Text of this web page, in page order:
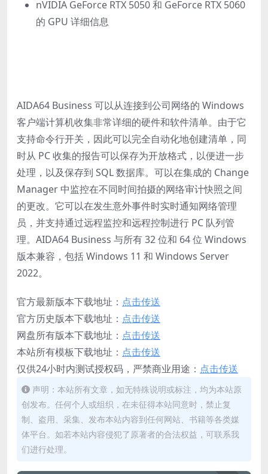
nVIDIA GeForce RTX 5050 和 GeForce RTX 5060
的 GPU 详细信息
AIDA64 Business 可以从连接到公司网络的 Windows
客户端计算机收集非常详细的硬件和软件清单。由于它
支持命令行开关，因此可以完全自动化地创建清单，同
时从 PC 收集的报告可以保存为开放格式，以便进一步
处理，以及保存到 SQL 数据库。可以在集成的 Change
Manager 中监控在不同时间拍摄的网络审计快照之间
的更改。它可以在发生意外事件时实时通知网络管理
员，并支持通过远程监控和远程控制进行 PC 队列管
理。AIDA64 Business 与所有 32 位和 64 位 Windows
版本兼容，包括 Windows 11 和 Windows Server
2022。
官方最新版本下载地址： 点击传送
官方历史版本下载地址： 点击传送
网盘所有版本下载地址： 点击传送
本站所有模板下载地址： 点击传送
仅供24小时内测试授权码，严禁商业用途： 点击传送
声明：本站所有文章，如无特殊说明或标注，均为本站原
创发布。任何个人或组织，在未征得本站同意时，禁止复
制、盗用、采集、发布本站内容到任何网站、书籍等各类媒
体平台。如若本站内容侵犯了原著者的合法权益，可联系我
们进行处理。